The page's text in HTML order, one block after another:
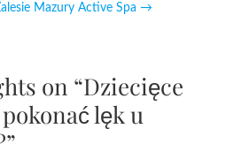
Mazury Active Spa →
on “Dziecięce
lęk u